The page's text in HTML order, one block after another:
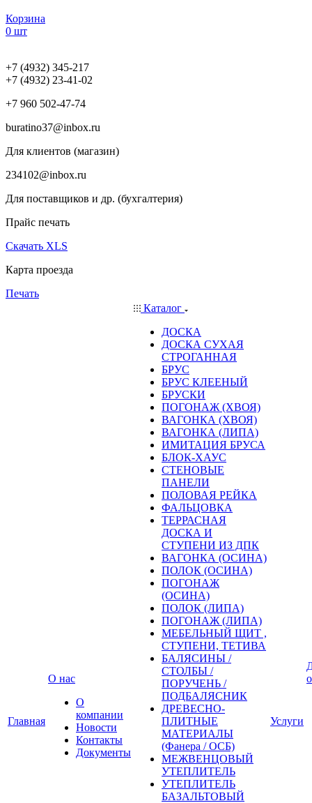
Корзина
0 шт
+7 (4932) 345-217
+7 (4932) 23-41-02
+7 960 502-47-74
buratino37@inbox.ru
Для клиентов (магазин)
234102@inbox.ru
Для поставщиков и др. (бухгалтерия)
Прайс печать
Скачать XLS
Карта проезда
Печать
Главная
О нас
О
компании
Новости
Контакты
Документы
Каталог
ДОСКА
ДОСКА СУХАЯ
СТРОГАННАЯ
БРУС
БРУС КЛЕЕНЫЙ
БРУСКИ
ПОГОНАЖ (ХВОЯ)
ВАГОНКА (ХВОЯ)
ВАГОНКА (ЛИПА)
ИМИТАЦИЯ БРУСА
БЛОК-ХАУС
СТЕНОВЫЕ
ПАНЕЛИ
ПОЛОВАЯ РЕЙКА
ФАЛЬЦОВКА
ТЕРРАСНАЯ
ДОСКА И
СТУПЕНИ ИЗ ДПК
ВАГОНКА (ОСИНА)
ПОЛОК (ОСИНА)
ПОГОНАЖ
(ОСИНА)
ПОЛОК (ЛИПА)
ПОГОНАЖ (ЛИПА)
МЕБЕЛЬНЫЙ ЩИТ ,
СТУПЕНИ, ТЕТИВА
БАЛЯСИНЫ /
СТОЛБЫ /
ПОРУЧЕНЬ /
ПОДБАЛЯСНИК
ДРЕВЕСНО-
ПЛИТНЫЕ
МАТЕРИАЛЫ
(Фанера / ОСБ)
МЕЖВЕНЦОВЫЙ
УТЕПЛИТЕЛЬ
УТЕПЛИТЕЛЬ
БАЗАЛЬТОВЫЙ
Услуги